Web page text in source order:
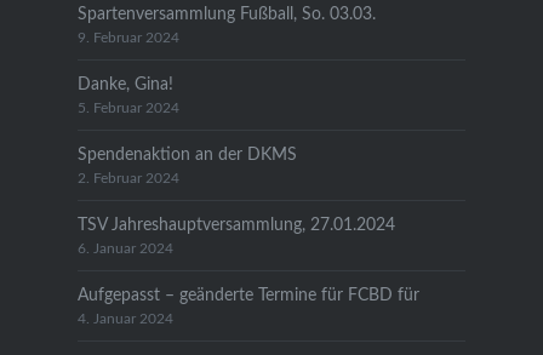
Spartenversammlung Fußball, So. 03.03.
9. Februar 2024
Danke, Gina!
5. Februar 2024
Spendenaktion an der DKMS
2. Februar 2024
TSV Jahreshauptversammlung, 27.01.2024
6. Januar 2024
Aufgepasst – geänderte Termine für FCBD für
4. Januar 2024